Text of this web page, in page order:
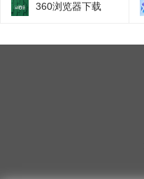
360浏览器下载